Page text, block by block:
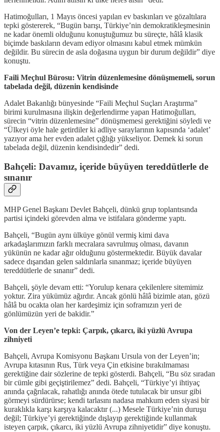
Hatimoğulları, 1 Mayıs öncesi yapılan ev baskınları ve gözaltılara
tepki göstererek, “Bugün barışı, Türkiye’nin demokratikleşmesinin
ne kadar önemli olduğunu konuştuğumuz bu süreçte, hâlâ klasik
biçimde baskıların devam ediyor olmasını kabul etmek mümkün
değildir. Bu sürecin de asla doğasına uygun bir durum değildir” diye
konuştu.
Faili Meçhul Bürosu: Vitrin düzenlemesine dönüşmemeli, sorun
tabelada değil, düzenin kendisinde
Adalet Bakanlığı bünyesinde “Faili Meçhul Suçları Araştırma”
birimi kurulmasına ilişkin değerlendirme yapan Hatimoğulları,
sürecin “vitrin düzenlemesine” dönüşmemesi gerektiğini söyledi ve
“Ülkeyi öyle hale getirdiler ki adliye saraylarının kapısında ‘adalet’
yazıyor ama her evden adalet çığlığı yükseliyor. Demek ki sorun
tabelada değil, düzenin kendisindedir” dedi.
Bahçeli: Davamız, içeride büyüyen tereddütlerle de
sınanır
MHP Genel Başkanı Devlet Bahçeli, dünkü grup toplantısında
partisi içindeki görevden alma ve istifalara gönderme yaptı.
Bahçeli, “Bugün aynı ülküye gönül vermiş kimi dava
arkadaşlarımızın farklı mecralara savrulmuş olması, davanın
yükünün ne kadar ağır olduğunu göstermektedir. Büyük davalar
sadece dışarıdan gelen saldırılarla sınanmaz; içeride büyüyen
tereddütlerle de sınanır” dedi.
Bahçeli, şöyle devam etti: “Yorulup kenara çekilenlere sitemimiz
yoktur. Zira yükümüz ağırdır. Ancak gönlü hâlâ bizimle atan, gözü
hâlâ bu ocakta olan her kardeşimiz için soframızın yeri de
gönlümüzün yeri de bakidir.”
Von der Leyen’e tepki: Çarpık, çıkarcı, iki yüzlü Avrupa
zihniyeti
Bahçeli, Avrupa Komisyonu Başkanı Ursula von der Leyen’in;
Avrupa kıtasının Rus, Türk veya Çin etkisine bırakılmaması
gerektiğine dair sözlerine de tepki gösterdi. Bahçeli, “Bu söz sıradan
bir cümle gibi geçiştirilemez” dedi. Bahçeli, “Türkiye’yi ihtiyaç
anında çağrılacak, rahatlığı anında ötede tutulacak bir unsur gibi
görmeyi sürdürürse; kendi tarlasını nadasa mahkum eden siyasi bir
kuraklıkla karşı karşıya kalacaktır (...) Mesele Türkiye’nin duruşu
değil; Türkiye’yi gerektiğinde dışlayıp gerektiğinde kullanmak
isteyen çarpık, çıkarcı, iki yüzlü Avrupa zihniyetidir” diye konuştu.